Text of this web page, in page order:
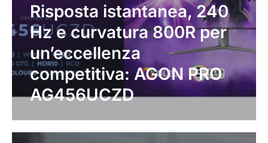
Risposta istantanea, 240
Hz e curvatura 800R per
un’eccellenza
competitiva: AGON PRO
AG456UCZD